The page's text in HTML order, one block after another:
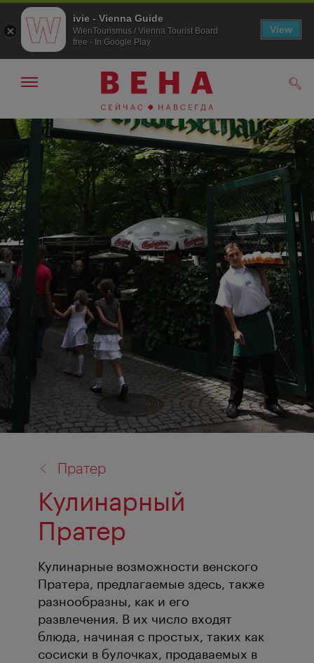
К
навигации
К
содержанию
Показать/
навигации
Пратер
Кулинарный
Пратер
Кулинарные возможности венского
Пратера, предлагаемые здесь, также
разнообразны, как и его
развлечения. В их число входят
блюда, начиная с простых, таких как
сосиски в булочках, продаваемых в
ivie - Vienna Guide
WienTourismus / Vienna Tourist Board
free - In Google Play
View